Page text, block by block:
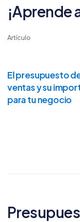
¡Aprende
Artículo
El presupuesto
ventas y su
para tu negocio